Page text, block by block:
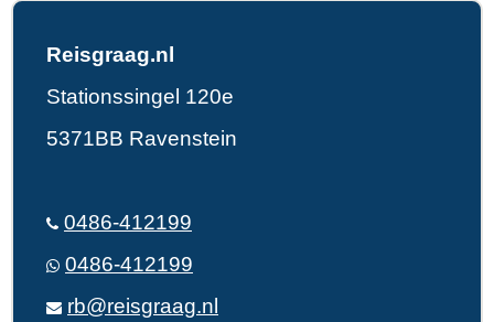
Reisgraag.nl
Stationssingel 120e
5371BB Ravenstein
0486-412199
0486-412199
rb@reisgraag.nl